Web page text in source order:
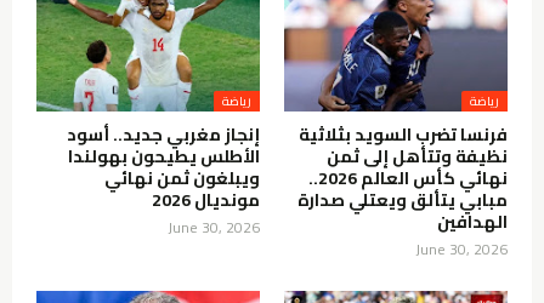
رياضة
فرنسا تضرب السويد بثلاثية
نظيفة وتتأهل إلى ثمن
نهائي كأس العالم 2026..
مبابي يتألق ويعتلي صدارة
الهدافين
June 30, 2026
رياضة
إنجاز مغربي جديد.. أسود
الأطلس يطيحون بهولندا
ويبلغون ثمن نهائي
مونديال 2026
June 30, 2026